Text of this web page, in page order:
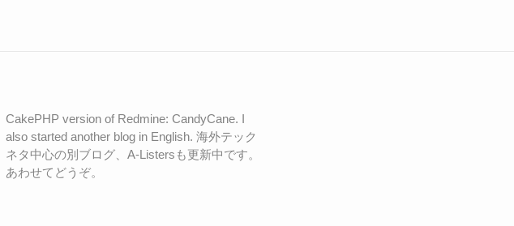
CakePHP version of Redmine: CandyCane. I
also started another blog in English. 海外テック
ネタ中心の別ブログ、A-Listersも更新中です。
あわせてどうぞ。